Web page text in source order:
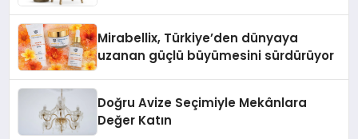
Mirabellix, Türkiye’den dünyaya
uzanan güçlü büyümesini sürdürüyor
Doğru Avize Seçimiyle Mekânlara
Değer Katın